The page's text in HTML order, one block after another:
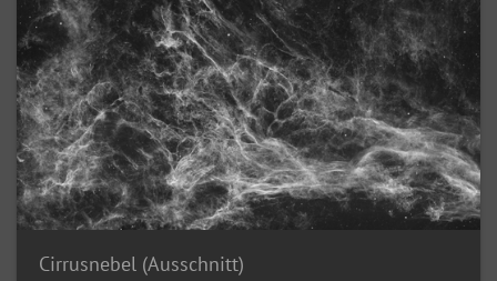
Cirrusnebel (Ausschnitt)